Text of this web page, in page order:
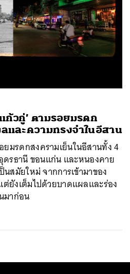
ก้วกู่’ ตามรอยมรดก
และความทรงจำในอีสาน
มรดกสงครามเย็นในอีสานทั้ง 4
รธานี ขอนแก่น และหนองคาย
สมัยใหม่ จากการเข้ามาของ
ยังเต็มไปด้วยบาดแผลและร่อง
มาก่อน
LINE EMAIL